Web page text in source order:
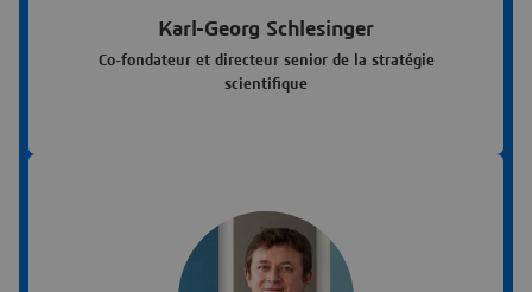
Karl-Georg Schlesinger
Co-fondateur et directeur senior de la stratégie
scientifique